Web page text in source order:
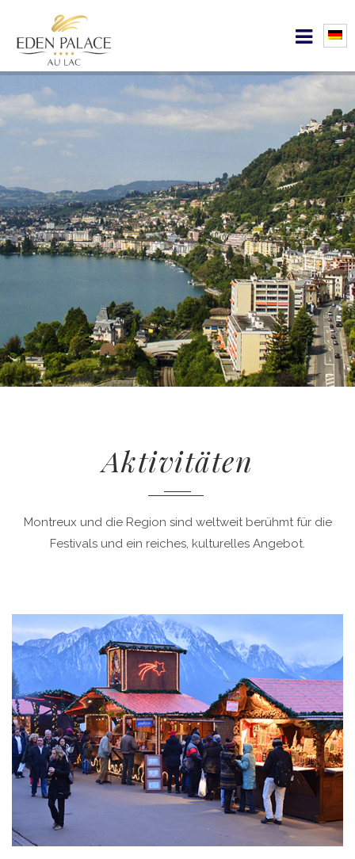
Aktivitäten
Montreux und die Region sind weltweit berühmt für die
Festivals und ein reiches, kulturelles Angebot.